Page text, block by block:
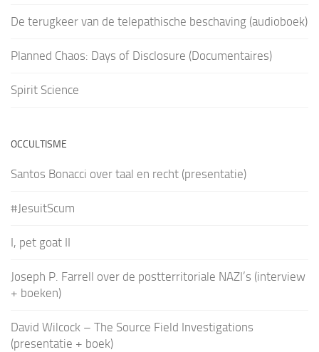
De terugkeer van de telepathische beschaving (audioboek)
Planned Chaos: Days of Disclosure (Documentaires)
Spirit Science
OCCULTISME
Santos Bonacci over taal en recht (presentatie)
#JesuitScum
I, pet goat II
Joseph P. Farrell over de postterritoriale NAZI’s (interview
+ boeken)
David Wilcock – The Source Field Investigations
(presentatie + boek)